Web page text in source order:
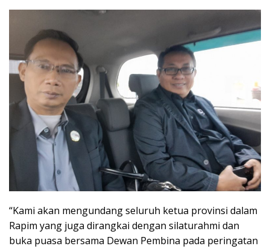
“Kami akan mengundang seluruh ketua provinsi dalam
Rapim yang juga dirangkai dengan silaturahmi dan
buka puasa bersama Dewan Pembina pada peringatan